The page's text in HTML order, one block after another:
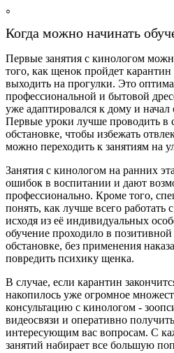
Когда можно начинать
Первые занятия с кинологом
того, как щенок пройдет
выходить на прогулки. Это
профессиональной и бытовой
уже адаптировался к дому и начал
Первые уроки лучше проводить в
обстановке, чтобы избежать
можно переходить к занятиям на
Занятия с кинологом на ранних
ошибок в воспитании и дают
профессионально. Кроме того,
понять, как лучше всего работать
исходя из её индивидуальных
обучение проходило в
обстановке, без применения
повредить психику щенка.
В случае, если карантин
накопилось уже огромное
консультацию с кинологом -
видеосвязи и оперативно
интересующим вас вопросам. С
занятий набирает все большую